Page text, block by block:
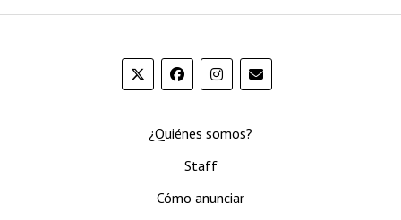
¿Quiénes somos?
Staff
Cómo anunciar